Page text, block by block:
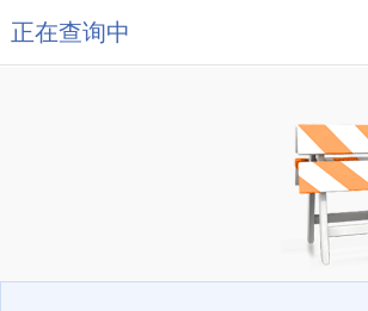
正在查询中